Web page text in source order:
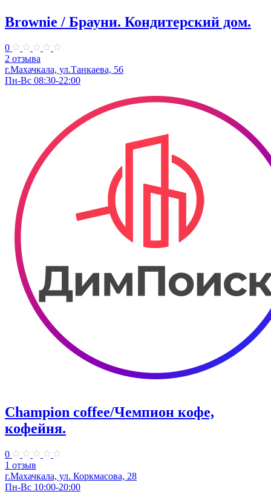
Brownie / Брауни. Кондитерский дом.
0
2 отзыва
г.Махачкала, ул.Танкаева, 56
Пн-Вс 08:30-22:00
Champion coffee/Чемпион кофе,
кофейня.
0
1 отзыв
г.Махачкала, ул. Коркмасова, 28
Пн-Вс 10:00-20:00